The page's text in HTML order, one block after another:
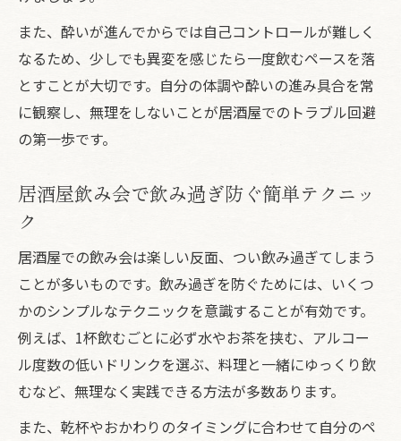
また、酔いが進んでからでは自己コントロールが難しく
なるため、少しでも異変を感じたら一度飲むペースを落
とすことが大切です。自分の体調や酔いの進み具合を常
に観察し、無理をしないことが居酒屋でのトラブル回避
の第一歩です。
居酒屋飲み会で飲み過ぎ防ぐ簡単テクニッ
ク
居酒屋での飲み会は楽しい反面、つい飲み過ぎてしまう
ことが多いものです。飲み過ぎを防ぐためには、いくつ
かのシンプルなテクニックを意識することが有効です。
例えば、1杯飲むごとに必ず水やお茶を挟む、アルコー
ル度数の低いドリンクを選ぶ、料理と一緒にゆっくり飲
むなど、無理なく実践できる方法が多数あります。
また、乾杯やおかわりのタイミングに合わせて自分のペ